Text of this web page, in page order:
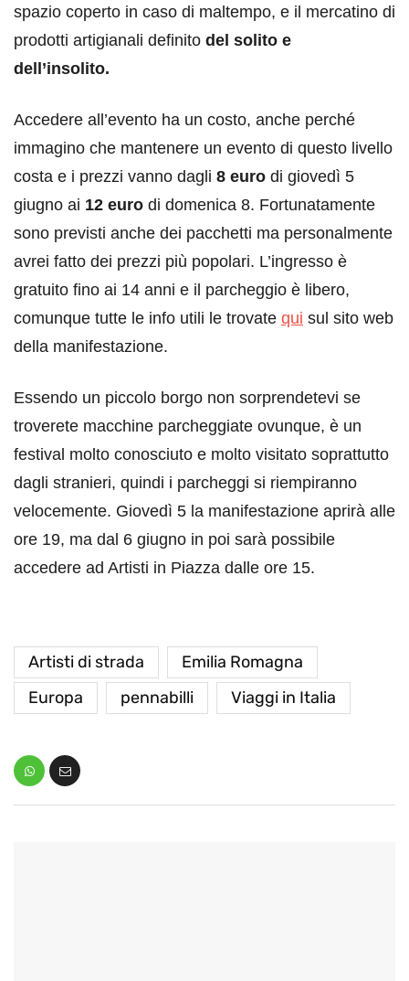
spazio coperto in caso di maltempo, e il mercatino di
prodotti artigianali definito del solito e
dell’insolito.
Accedere all’evento ha un costo, anche perché
immagino che mantenere un evento di questo livello
costa e i prezzi vanno dagli 8 euro di giovedì 5
giugno ai 12 euro di domenica 8. Fortunatamente
sono previsti anche dei pacchetti ma personalmente
avrei fatto dei prezzi più popolari. L’ingresso è
gratuito fino ai 14 anni e il parcheggio è libero,
comunque tutte le info utili le trovate qui sul sito web
della manifestazione.
Essendo un piccolo borgo non sorprendetevi se
troverete macchine parcheggiate ovunque, è un
festival molto conosciuto e molto visitato soprattutto
dagli stranieri, quindi i parcheggi si riempiranno
velocemente. Giovedì 5 la manifestazione aprirà alle
ore 19, ma dal 6 giugno in poi sarà possibile
accedere ad Artisti in Piazza dalle ore 15.
Artisti di strada
Emilia Romagna
Europa
pennabilli Viaggi in Italia